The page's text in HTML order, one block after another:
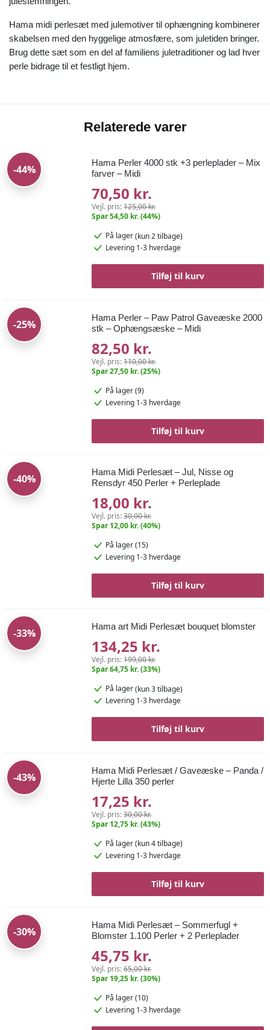
Hama midi perlesæt med julemotiver til ophængning kombinerer
skabelsen med den hyggelige atmosfære, som juletiden bringer.
Brug dette sæt som en del af familiens juletraditioner og lad hver
perle bidrage til et festligt hjem.
Relaterede varer
-44%
Hama Perler 4000 stk +3 perleplader – Mix
farver – Midi
70,50 kr.
Vejl. pris:125,00 kr.
Spar 54,50 kr. (44%)
På lager(kun 2 tilbage)
Levering 1-3 hverdage
Tilføj til kurv
-25%
Hama Perler – Paw Patrol Gaveæske 2000
stk – Ophængsæske – Midi
82,50 kr.
Vejl. pris:110,00 kr.
Spar 27,50 kr. (25%)
På lager (9)
Levering 1-3 hverdage
Tilføj til kurv
-40%
Hama Midi Perlesæt – Jul, Nisse og
Rensdyr 450 Perler + Perleplade
18,00 kr.
Vejl. pris:30,00 kr.
Spar 12,00 kr. (40%)
På lager (15)
Levering 1-3 hverdage
Tilføj til kurv
-33%
Hama art Midi Perlesæt bouquet blomster
134,25 kr.
Vejl. pris:199,00 kr.
Spar 64,75 kr. (33%)
På lager(kun 3 tilbage)
Levering 1-3 hverdage
Tilføj til kurv
-43%
Hama Midi Perlesæt / Gaveæske – Panda /
Hjerte Lilla 350 perler
17,25 kr.
Vejl. pris:30,00 kr.
Spar 12,75 kr. (43%)
På lager(kun 4 tilbage)
Levering 1-3 hverdage
Tilføj til kurv
-30%
Hama Midi Perlesæt – Sommerfugl +
Blomster 1.100 Perler + 2 Perleplader
45,75 kr.
Vejl. pris:65,00 kr.
Spar 19,25 kr. (30%)
På lager (10)
Levering 1-3 hverdage